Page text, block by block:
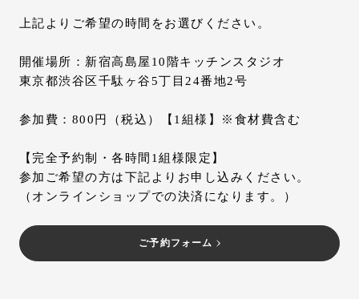
上記よりご希望の時間をお選びください。
開催場所：新宿高島屋10階キッチンスタジオ
東京都渋谷区千駄ヶ谷5丁目24番地2号
参加費：800円（税込）【1組様】※食材費含む
【完全予約制・各時間1組様限定】
参加ご希望の方は下記よりお申し込みください。
（オンラインショップでの決済になります。）
ご予約フォーム